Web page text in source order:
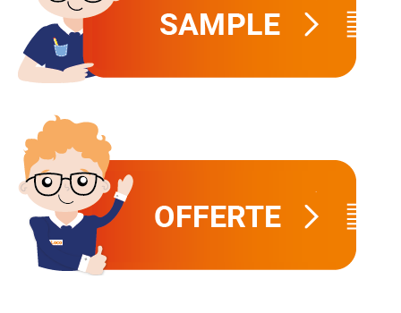
Andere opvallende mailings
Alle producten
Horeca Marketing
Food Marketing